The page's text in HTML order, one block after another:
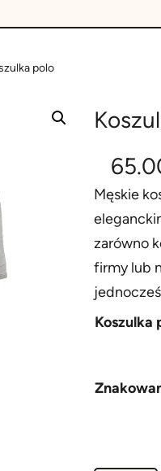
polo
Męskie
zarówno
firmy lub
Koszulka